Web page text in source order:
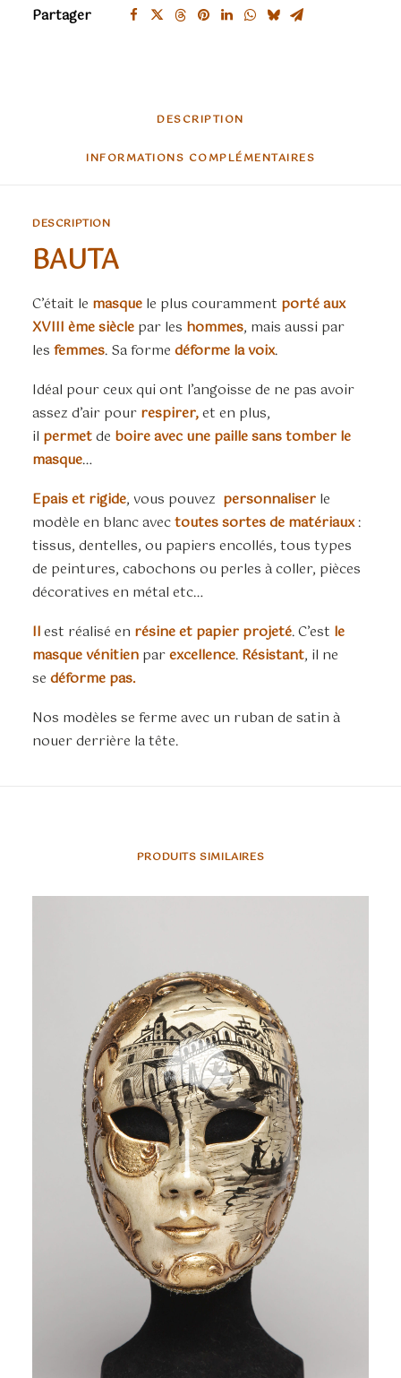
Partager
DESCRIPTION
INFORMATIONS COMPLÉMENTAIRES
DESCRIPTION
BAUTA
C’était le masque le plus couramment porté aux
XVIII ème siècle par les hommes, mais aussi par
les femmes. Sa forme déforme la voix.
Idéal pour ceux qui ont l’angoisse de ne pas avoir
assez d’air pour respirer,et en plus,
il permetde boire avec une paille sans tomber le
masque…
Epais et rigide, vous pouvez personnaliser le
modèle en blanc avectoutes sortes de matériaux:
tissus, dentelles, ou papiers encollés, tous types
de peintures, cabochons ou perles à coller, pièces
décoratives en métal etc…
Ilest réalisé en résine et papier projeté. C’est le
masque vénitien parexcellence. Résistant, il ne
se déforme pas.
Nos modèles se ferme avec un ruban de satin à
nouer derrière la tête.
PRODUITS SIMILAIRES